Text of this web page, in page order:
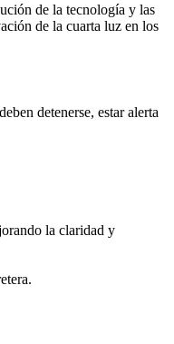
de la tecnología y las
de la cuarta luz en los
detenerse, estar alerta
la claridad y